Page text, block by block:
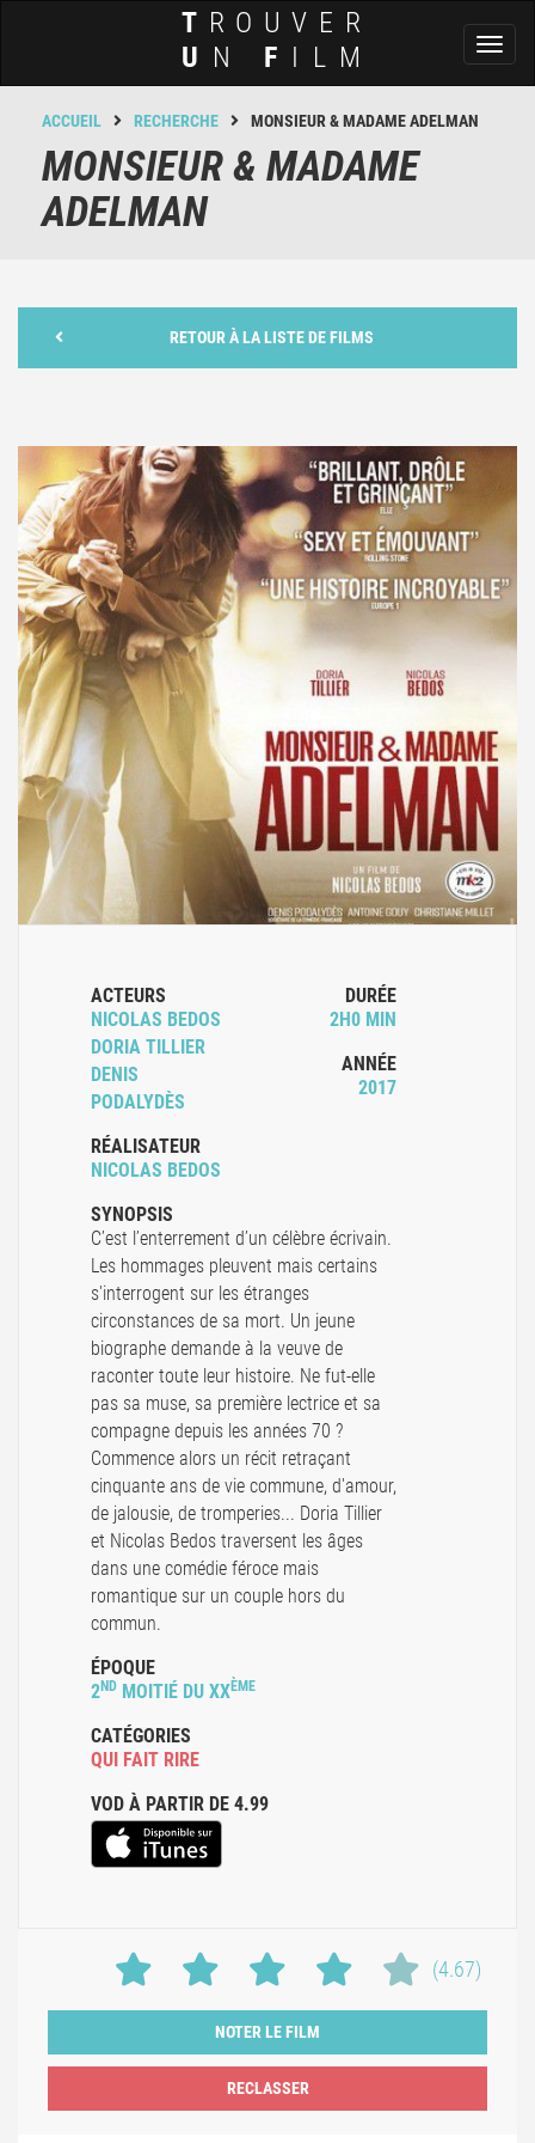
T ROUVER
U N F ILM
ACCUEIL RECHERCHE MONSIEUR & MADAME ADELMAN
MONSIEUR & MADAME
ADELMAN
RETOUR À LA LISTE DE FILMS
ACTEURS
NICOLAS BEDOS
DORIA TILLIER
DENIS
PODALYDÈS
RÉALISATEUR
NICOLAS BEDOS
DURÉE
2H0 MIN
ANNÉE
2017
SYNOPSIS
C’est l’enterrement d’un célèbre écrivain.
Les hommages pleuvent mais certains
s'interrogent sur les étranges
circonstances de sa mort. Un jeune
biographe demande à la veuve de
raconter toute leur histoire. Ne fut-elle
pas sa muse, sa première lectrice et sa
compagne depuis les années 70 ?
Commence alors un récit retraçant
cinquante ans de vie commune, d'amour,
de jalousie, de tromperies... Doria Tillier
et Nicolas Bedos traversent les âges
dans une comédie féroce mais
romantique sur un couple hors du
commun.
ÉPOQUE
2ND MOITIÉ DU XXÈME
CATÉGORIES
QUI FAIT RIRE
VOD À PARTIR DE 4.99
(4.67)
NOTER LE FILM